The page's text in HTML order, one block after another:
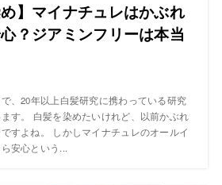
め】マイナチュレはかぶれ
？ジアミンフリーは本当
、20年以上白髪研究に携わっている研究
す。 白髪を染めたいけれど、以前かぶれ
すよね。 しかしマイナチュレのオールイ
安心という...